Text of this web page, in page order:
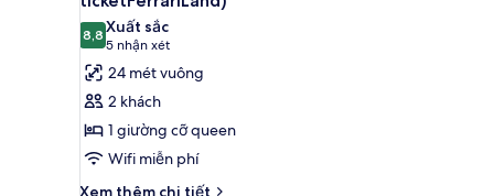
dùng
để
lọc
tìm
phòng
cả
ảnh
Phòng
Tiêu
chuẩn
(2ad//PortAventura+1
ticketFerrariLand)
8,88,8 trên 10
Xuất sắc
5 nhận xét
(5
nhận
xét)
24 mét vuông
2 khách
1 giường cỡ queen
Wifi miễn phí
Xem thêm chi tiết
Chi